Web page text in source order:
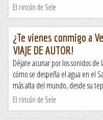
El rincón de Sele
¿Te vienes conmigo a
VIAJE DE AUTOR!
Déjate acunar por los sonidos de
cómo se despeña el agua en el
más alta del mundo, desde su
El rincón de Sele